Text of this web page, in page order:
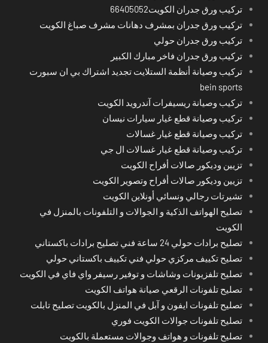
تركيب ورق جدران الكويت66405052
تركيب ورق جدران بمشرف دهانات مشرف صباغ الكويت
تركيب ورق جدران حولي
تركيب ورق جدران فاخر مبارك الكبير
تركيب وصيانة أنظمة الستلايت تجديد اشتراك بي ان سبورت
bein sports
تركيب وصيانة ريسيفرات آندرويد الكويت
تركيب وصيانة قطع غيار سيارات نيسان
تركيب وصيانة قطع غيار غسالات
تركيب وصيانة قطع غيار غسالات ال جي
تزيين وديكور صالات أفراح الكويت
تزيين وديكور صالات أفراح وتصوير الكويت
تشيرتات رجالي ونسائي أونلاين الكويت
تصليح الهواتف الذكية و الجوالات و التلفونات بالمنزل في
الكويت
تصليح برادات حولي 24 ساعة فني تصليح برادات باكستاني
تصليح تكييف مركزي حولي فني تكييف باكستاني حولي
تصليح تلفزيونات وشاشات و توفير رسيفر واي فاي في الكويت
تصليح تلفونات الرقعي صيانة هواتف الكويت
تصليح تلفونات ايفون و آبل في المنزل بالكويت تصليح تابلت
تصليح تلفونات جوالات الكويت فوري
تصليح تلفونات و هواتف وجوالات مستعملة بالكويت